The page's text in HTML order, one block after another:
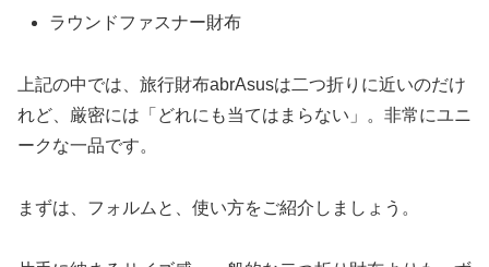
ラウンドファスナー財布
上記の中では、旅行財布abrAsusは二つ折りに近いのだけ
れど、厳密には「どれにも当てはまらない」。非常にユニ
ークな一品です。
まずは、フォルムと、使い方をご紹介しましょう。